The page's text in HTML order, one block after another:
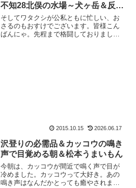
不知28北俣の水場～犬ヶ岳＆反響
の多いアイテム3点
そしてワタクシが公私ともに忙しい、お
さるのもおすけでございます。皆様こん
ばんにゃ。先程まで格闘しておりまし
2015.10.15 2026.06.17
沢登りの必需品＆カッコウの鳴き
声で目覚める朝＆松本うまいもん
今朝は、カッコウが間近で鳴く声で目が
冷めました。カッコウって大好き。あの
鳴き声はなんだかとっても癒やされま